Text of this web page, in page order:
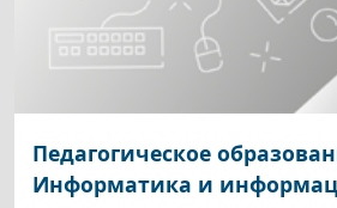
Педагогическое
Информатика и